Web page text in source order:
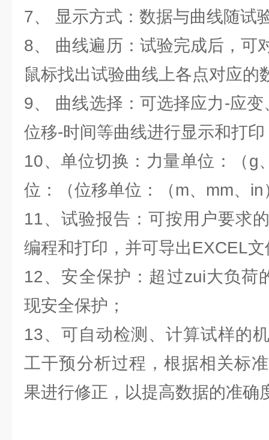
7、 显示方式：数据与曲线随试
8、 曲线遍历：试验完成后，可
鼠标找出试验曲线上各点对应的
9、 曲线选择：可选择应力-应
位移-时间等曲线进行显示和打印
10、单位切换：力量单位：（g
位：（位移单位：（m、mm、in
11、试验报告：可按用户要求
编程和打印，并可导出EXCEL文
12、安全保护：超过zui大负荷
现安全保护；
13、可自动检测、计算试样的
工干预分析过程，根据相关标
果进行修正，以提高数据的准确